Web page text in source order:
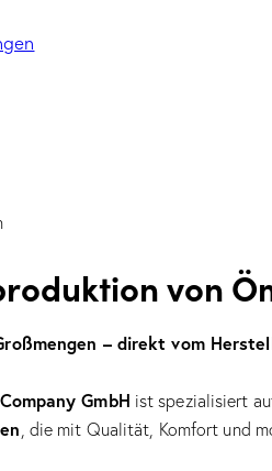
von
– direkt vom
GmbH ist spezialisiert
, die mit Qualität, Komfort und